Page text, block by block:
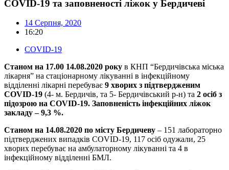
COVID-19 та заповненості ліжок у Бердичеві
14 Серпня, 2020
16:20
COVID-19
Станом на 17.00 14.08.2020 року в КНП “Бердичівська міська
лікарня” на стаціонарному лікуванні в інфекційному
відділенні лікарні перебуває 9 хворих з підтвердженим
COVID-19 (4- м. Бердичів, та 5- Бердичівський р-н) та 2 осіб з
підозрою на COVID-19. Заповненість інфекційних ліжок
закладу – 9,3 %.
Станом на 14.08.2020 по місту Бердичеву – 151 лабораторно
підтверджених випадків COVID-19, 117 осіб одужали, 25
хворих перебуває на амбулаторному лікуванні та 4 в
інфекційному відділенні БМЛ.